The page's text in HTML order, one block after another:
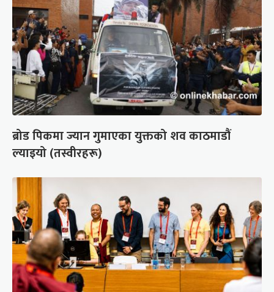
ब्रोड पिकमा ज्यान गुमाएका युक्तको शव काठमाडौं
ल्याइयो (तस्वीरहरू)